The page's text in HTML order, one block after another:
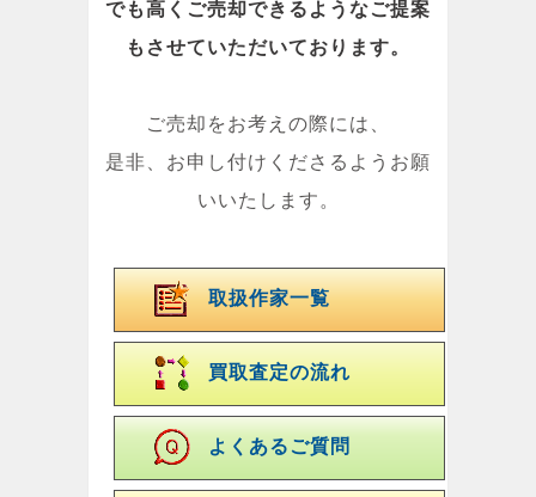
でも高くご売却できるようなご提案
もさせていただいております。
ご売却をお考えの際には、
是非、お申し付けくださるようお願
いいたします。
取扱作家一覧
買取査定の流れ
よくあるご質問